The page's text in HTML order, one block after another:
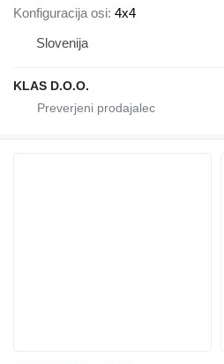
Konfiguracija osi 4x4
Slovenija
KLAS D.O.O.